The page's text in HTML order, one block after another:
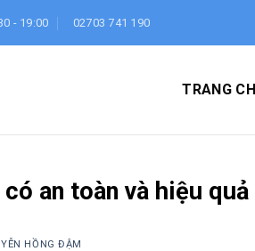
- 19:00 02703 741 190
TRANG
an toàn và hiệu quả
HỒNG ĐẬM